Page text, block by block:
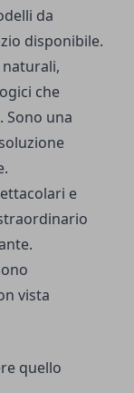
da
disponibile.
che
Sono una
e
vista
quello